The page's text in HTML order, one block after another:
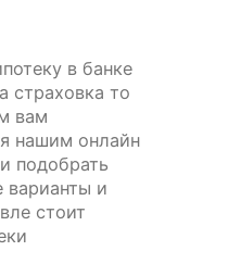
в банке
страховка то
вам
нашим онлайн
подобрать
варианты и
стоит